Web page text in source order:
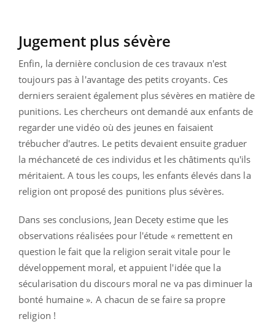
Jugement plus sévère
Enfin, la dernière conclusion de ces travaux n'est
toujours pas à l'avantage des petits croyants. Ces
derniers seraient également plus sévères en matière de
punitions. Les chercheurs ont demandé aux enfants de
regarder une vidéo où des jeunes en faisaient
trébucher d'autres. Le petits devaient ensuite graduer
la méchanceté de ces individus et les châtiments qu'ils
méritaient. A tous les coups, les enfants élevés dans la
religion ont proposé des punitions plus sévères.
Dans ses conclusions, Jean Decety estime que les
observations réalisées pour l'étude « remettent en
question le fait que la religion serait vitale pour le
développement moral, et appuient l'idée que la
sécularisation du discours moral ne va pas diminuer la
bonté humaine ». A chacun de se faire sa propre
religion !